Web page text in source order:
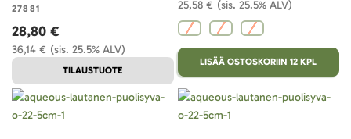
27881
(sis. 25.5% ALV)
36,14 €
28,80 €
TILAUSTUOTE
(sis. 25.5% ALV)
25,58 €
LISÄÄ OSTOSKORIIN 12 KPL